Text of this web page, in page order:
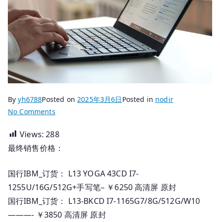
Byyh6788Posted on 2025年3月6日 Posted in nodir
No Commentson
国
行
笔
记
本
Views: 288
最终销售价格：
国行IBM_订货： L13 YOGA 43CD I7-
1255U/16G/512G+手写笔– ￥6250 高清屏 原封
国行IBM_订货： L13-BKCD I7-1165G7/8G/512G/W10
———- ￥3850 高清屏 原封